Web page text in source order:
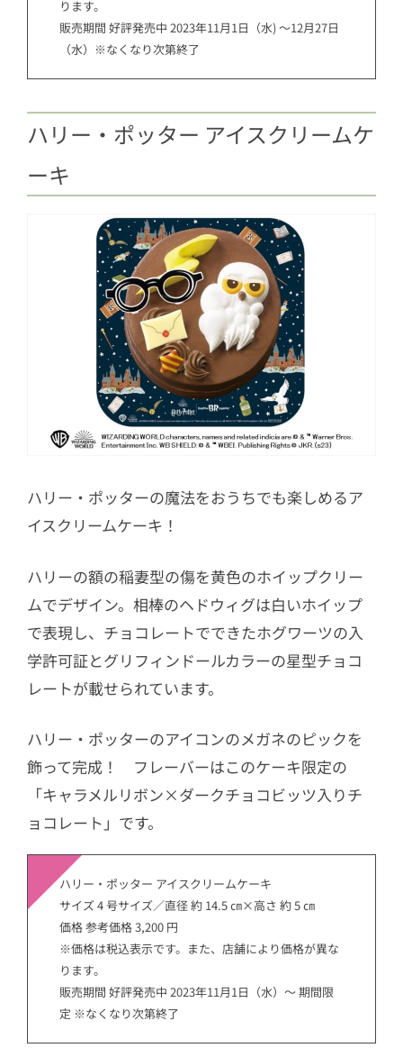
ります。
販売期間 好評発売中 2023年11月1日（水) ～12月27日
（水）※なくなり次第終了
ハリー・ポッター アイスクリームケ
ーキ
ハリー・ポッターの魔法をおうちでも楽しめるア
イスクリームケーキ！
ハリーの額の稲妻型の傷を黄色のホイップクリー
ムでデザイン。相棒のヘドウィグは白いホイップ
で表現し、チョコレートでできたホグワーツの入
学許可証とグリフィンドールカラーの星型チョコ
レートが載せられています。
ハリー・ポッターのアイコンのメガネのピックを
飾って完成！ フレーバーはこのケーキ限定の
「キャラメルリボン×ダークチョコビッツ入りチ
ョコレート」です。
ハリー・ポッター アイスクリームケーキ
サイズ 4 号サイズ／直径 約 14.5 ㎝×高さ 約 5 ㎝
価格 参考価格 3,200 円
※価格は税込表示です。また、店舗により価格が異な
ります。
販売期間 好評発売中 2023年11月1日（水）～ 期間限
定 ※なくなり次第終了